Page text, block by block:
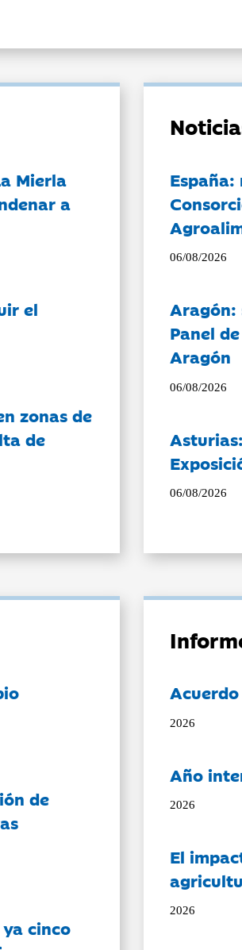
Mierla
a
el
zonas de
de
06/08/2026
Aragón:
Panel
Aragón
06/08/2026
06/08/2026
de
cinco
2026
Año
2026
El
2026